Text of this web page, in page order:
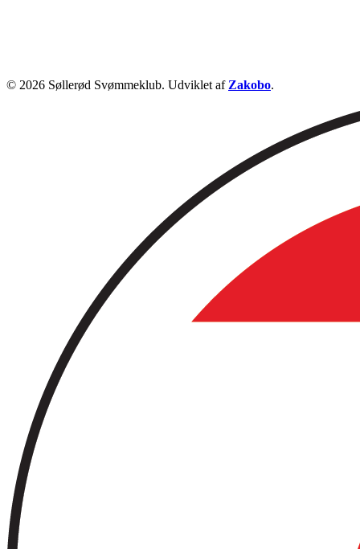
© 2026 Søllerød Svømmeklub. Udviklet af Zakobo.